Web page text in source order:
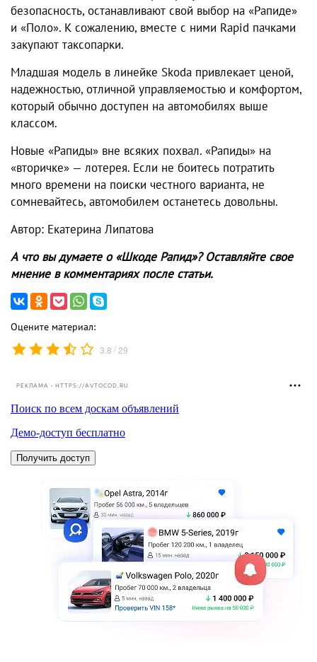
безопасность, останавливают свой выбор на «Рапиде»
и «Поло». К сожалению, вместе с ними Rapid пачками
закупают таксопарки.
Младшая модель в линейке Skoda привлекает ценой,
надежностью, отличной управляемостью и комфортом,
который обычно доступен на автомобилях выше
классом.
Новые «Рапиды» вне всяких похвал. «Рапиды» на
«вторичке» — лотерея. Если не боитесь потратить
много времени на поиски честного варианта, не
сомневайтесь, автомобилем останетесь довольны.
Автор: Екатерина Липатова
А что вы думаете о «Шкоде Рапид»? Оставляйте свое
мнение в комментариях после статьи.
Оцените материал:
3.8 /29
РЕКЛАМА • HTTPS://AVTOCOD.RU